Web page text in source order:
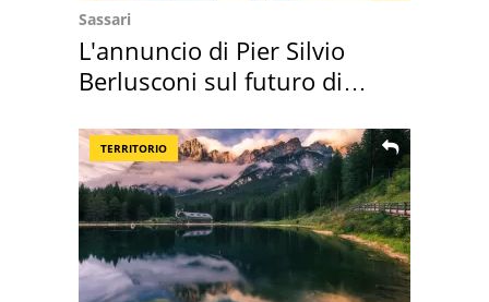
Sassari
L'annuncio di Pier Silvio
Berlusconi sul futuro di
TERRITORIO